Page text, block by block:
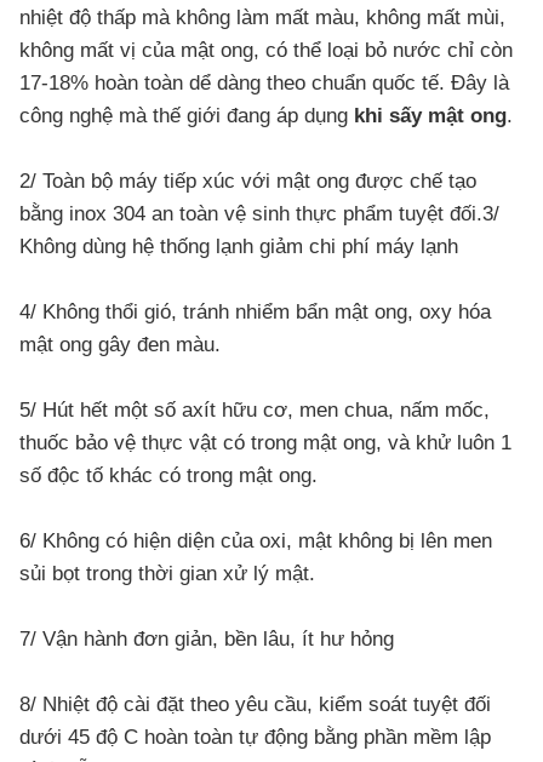
nhiệt độ thấp mà không làm mất màu, không mất mùi,
không mất vị của mật ong, có thể loại bỏ nước chỉ còn
17-18% hoàn toàn dể dàng theo chuẩn quốc tế. Đây là
công nghệ mà thế giới đang áp dụng khi sấy mật ong.
2/ Toàn bộ máy tiếp xúc với mật ong được chế tạo
bằng inox 304 an toàn vệ sinh thực phẩm tuyệt đối.3/
Không dùng hệ thống lạnh giảm chi phí máy lạnh
4/ Không thổi gió, tránh nhiểm bẩn mật ong, oxy hóa
mật ong gây đen màu.
5/ Hút hết một số axít hữu cơ, men chua, nấm mốc,
thuốc bảo vệ thực vật có trong mật ong, và khử luôn 1
số độc tố khác có trong mật ong.
6/ Không có hiện diện của oxi, mật không bị lên men
sủi bọt trong thời gian xử lý mật.
7/ Vận hành đơn giản, bền lâu, ít hư hỏng
8/ Nhiệt độ cài đặt theo yêu cầu, kiểm soát tuyệt đối
dưới 45 độ C hoàn toàn tự động bằng phần mềm lập